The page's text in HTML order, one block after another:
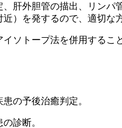
外胆管の描出、リンパ
）を発するので、適切な
ソトープ法を併用するこ
の予後治癒判定。
診断。